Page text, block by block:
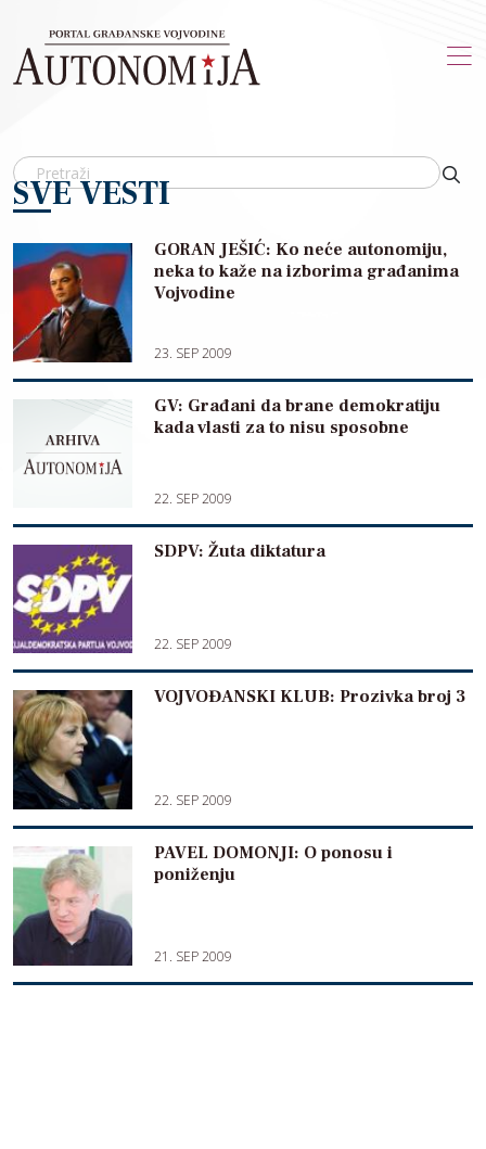
SVE VESTI
GORAN JEŠIĆ: Ko neće autonomiju,
neka to kaže na izborima građanima
Vojvodine
23. SEP 2009
GV: Građani da brane demokratiju
kada vlasti za to nisu sposobne
22. SEP 2009
SDPV: Žuta diktatura
22. SEP 2009
VOJVOĐANSKI KLUB: Prozivka broj 3
22. SEP 2009
PAVEL DOMONJI: O ponosu i
poniženju
21. SEP 2009